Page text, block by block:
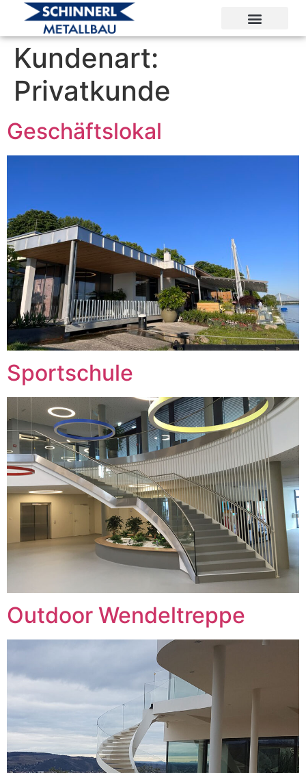
Kundenart:
Privatkunde
Geschäftslokal
Sportschule
Outdoor Wendeltreppe